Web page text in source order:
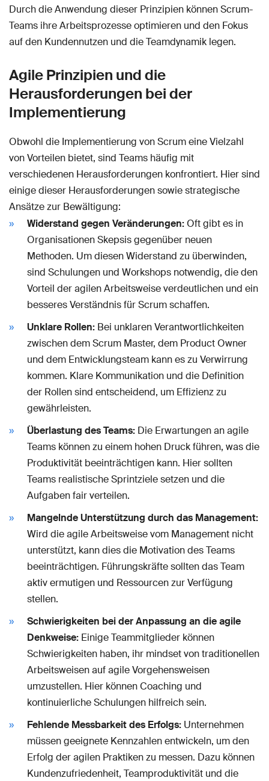
Durch die Anwendung dieser Prinzipien können Scrum-
Teams ihre Arbeitsprozesse optimieren und den Fokus
auf den Kundennutzen und die Teamdynamik legen.
Agile Prinzipien und die
Herausforderungen bei der
Implementierung
Obwohl die Implementierung von Scrum eine Vielzahl
von Vorteilen bietet, sind Teams häufig mit
verschiedenen Herausforderungen konfrontiert. Hier sind
einige dieser Herausforderungen sowie strategische
Ansätze zur Bewältigung:
Widerstand gegen Veränderungen:Oft gibt es in
Organisationen Skepsis gegenüber neuen
Methoden. Um diesen Widerstand zu überwinden,
sind Schulungen und Workshops notwendig, die den
Vorteil der agilen Arbeitsweise verdeutlichen und ein
besseres Verständnis für Scrum schaffen.
Unklare Rollen: Bei unklaren Verantwortlichkeiten
zwischen dem Scrum Master, dem Product Owner
und dem Entwicklungsteam kann es zu Verwirrung
kommen. Klare Kommunikation und die Definition
der Rollen sind entscheidend, um Effizienz zu
gewährleisten.
Überlastung des Teams: Die Erwartungen an agile
Teams können zu einem hohen Druck führen, was die
Produktivität beeinträchtigen kann. Hier sollten
Teams realistische Sprintziele setzen und die
Aufgaben fair verteilen.
Mangelnde Unterstützung durch das Management:
Wird die agile Arbeitsweise vom Management nicht
unterstützt, kann dies die Motivation des Teams
beeinträchtigen. Führungskräfte sollten das Team
aktiv ermutigen und Ressourcen zur Verfügung
stellen.
Schwierigkeiten bei der Anpassung an die agile
Denkweise: Einige Teammitglieder können
Schwierigkeiten haben, ihr mindset von traditionellen
Arbeitsweisen auf agile Vorgehensweisen
umzustellen. Hier können Coaching und
kontinuierliche Schulungen hilfreich sein.
Fehlende Messbarkeit des Erfolgs: Unternehmen
müssen geeignete Kennzahlen entwickeln, um den
Erfolg der agilen Praktiken zu messen. Dazu können
Kundenzufriedenheit, Teamproduktivität und die